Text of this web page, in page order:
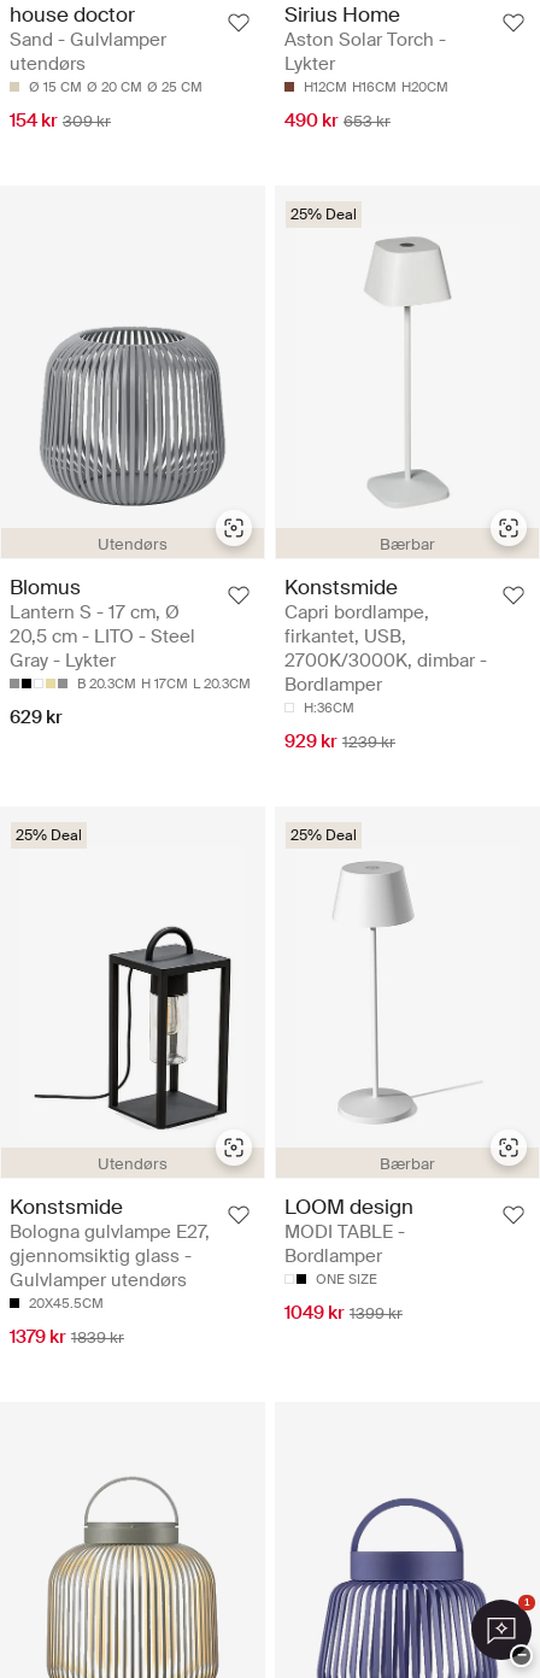
house doctor
Sand - Gulvlamper
utendørs
Ø 15 CM Ø 20 CM Ø 25 CM
154 kr 309 kr
Sirius Home
Aston Solar Torch -
Lykter
H12CM H16CM H20CM
490 kr 653 kr
Utendørs
Blomus
Lantern S - 17 cm, Ø
20,5 cm - LITO - Steel
Gray - Lykter
B 20.3CM H 17CM L 20.3CM
629 kr
Bærbar
25% Deal
Konstsmide
Capri bordlampe,
firkantet, USB,
2700K/3000K, dimbar -
Bordlamper
H:36CM
929 kr 1239 kr
Utendørs
25% Deal
Konstsmide
Bologna gulvlampe E27,
gjennomsiktig glass -
Gulvlamper utendørs
20X45.5CM
1379 kr 1839 kr
Bærbar
25% Deal
LOOM design
MODI TABLE -
Bordlamper
ONE SIZE
1049 kr 1399 kr
1
−